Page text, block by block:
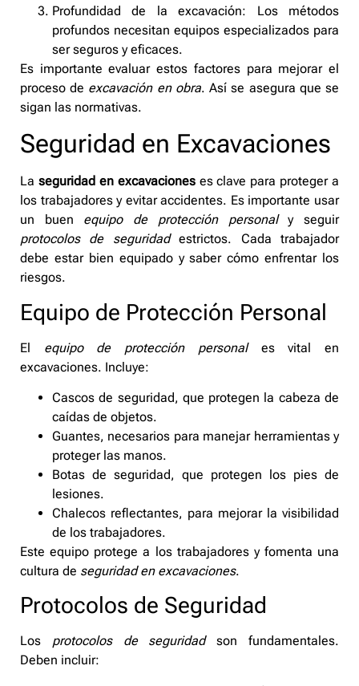
Profundidad de la excavación: Los métodos
profundos necesitan equipos especializados para
ser seguros y eficaces.
Es importante evaluar estos factores para mejorar el
proceso de excavación en obra. Así se asegura que se
sigan las normativas.
Seguridad en Excavaciones
La seguridad en excavacioneses clave para proteger a
los trabajadores y evitar accidentes. Es importante usar
un buen equipo de protección personaly seguir
protocolos de seguridadestrictos. Cada trabajador
debe estar bien equipado y saber cómo enfrentar los
riesgos.
Equipo de Protección Personal
El equipo de protección personales vital en
excavaciones. Incluye:
Cascos de seguridad, que protegen la cabeza de
caídas de objetos.
Guantes, necesarios para manejar herramientas y
proteger las manos.
Botas de seguridad, que protegen los pies de
lesiones.
Chalecos reflectantes, para mejorar la visibilidad
de los trabajadores.
Este equipo protege a los trabajadores y fomenta una
cultura de seguridad en excavaciones.
Protocolos de Seguridad
Los protocolos de seguridadson fundamentales.
Deben incluir: